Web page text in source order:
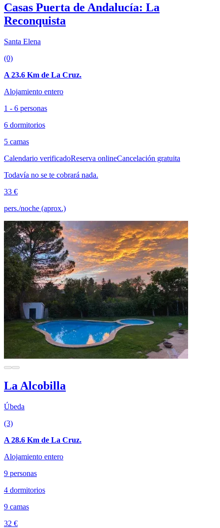
Casas Puerta de Andalucía: La
Reconquista
Santa Elena
(0)
A 23.6 Km de La Cruz.
Alojamiento entero
1 - 6 personas
6 dormitorios
5 camas
Calendario verificadoReserva onlineCancelación gratuita
Todavía no se te cobrará nada.
33 €
pers./noche (aprox.)
La Alcobilla
Úbeda
(3)
A 28.6 Km de La Cruz.
Alojamiento entero
9 personas
4 dormitorios
9 camas
32 €